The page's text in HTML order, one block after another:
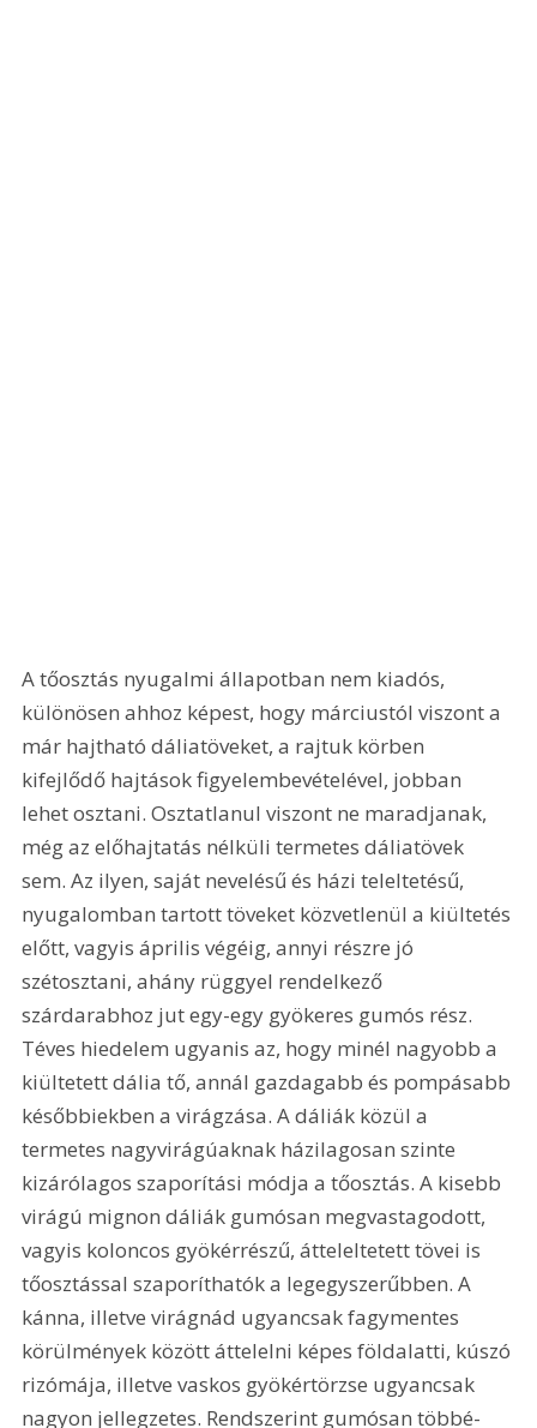
A tőosztás nyugalmi állapotban nem kiadós,
különösen ahhoz képest, hogy márciustól viszont a
már hajtható dáliatöveket, a rajtuk körben
kifejlődő hajtások figyelembevételével, jobban
lehet osztani. Osztatlanul viszont ne maradjanak,
még az előhajtatás nélküli termetes dáliatövek
sem. Az ilyen, saját nevelésű és házi teleltetésű,
nyugalomban tartott töveket közvetlenül a kiültetés
előtt, vagyis április végéig, annyi részre jó
szétosztani, ahány rüggyel rendelkező
szárdarabhoz jut egy-egy gyökeres gumós rész.
Téves hiedelem ugyanis az, hogy minél nagyobb a
kiültetett dália tő, annál gazdagabb és pompásabb
későbbiekben a virágzása. A dáliák közül a
termetes nagyvirágúaknak házilagosan szinte
kizárólagos szaporítási módja a tőosztás. A kisebb
virágú mignon dáliák gumósan megvastagodott,
vagyis koloncos gyökérrészű, átteleltetett tövei is
tőosztással szaporíthatók a legegyszerűbben. A
kánna, illetve virágnád ugyancsak fagymentes
körülmények között áttelelni képes földalatti, kúszó
rizómája, illetve vaskos gyökértörzse ugyancsak
nagyon jellegzetes. Rendszerint gumósan többé-